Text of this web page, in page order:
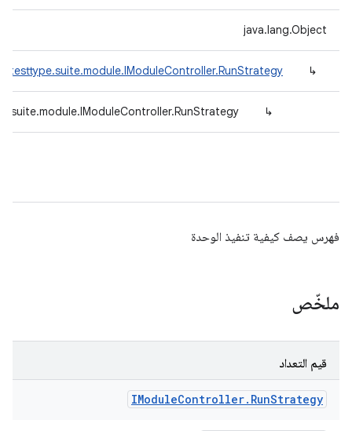
java.lang.Object
↳
↳
فهرس يصف كيفية تنفيذ الوحدة
ملخّص
قيم التعداد
IModuleController. RunStrategy